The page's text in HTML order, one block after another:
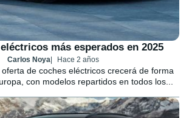
más esperados en 2025
Carlos Noya Hace 2 años
de coches eléctricos crecerá de forma
con modelos repartidos en todos los...